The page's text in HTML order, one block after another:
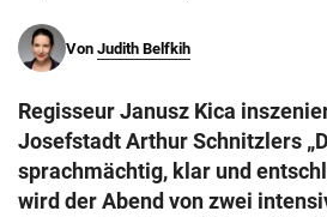
Von Judith Belfkih
Regisseur Janusz Kica
Josefstadt Arthur Schnitzlers
sprachmächtig, klar und
wird der Abend von zwei